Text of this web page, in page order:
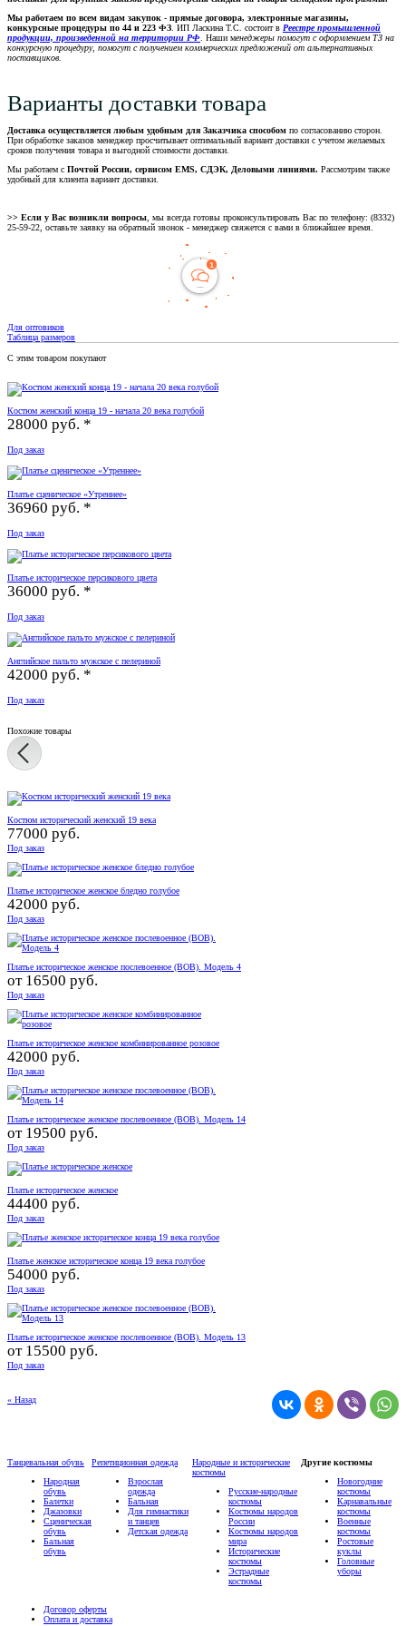
Мы работаем по всем видам закупок - прямые договора, электронные магазины,
конкурсные процедуры по 44 и 223 ФЗ. ИП Ласкина Т.С. состоит в Реестре промышленной
продукции, произведенной на территории РФ. Наши менеджеры помогут с оформлением ТЗ на
конкурсную процедуру, помогут с получением коммерческих предложений от альтернативных
поставщиков.
Варианты доставки товара
Доставка осуществляется любым удобным для Заказчика способом по согласованию сторон.
При обработке заказов менеджер просчитывает оптимальный вариант доставки с учетом желаемых
сроков получения товара и выгодной стоимости доставки.
Мы работаем с Почтой России, сервисом EMS, СДЭК, Деловыми линиями. Рассмотрим также
удобный для клиента вариант доставки.
>> Если у Вас возникли вопросы, мы всегда готовы проконсультировать Вас по телефону: (8332)
25-59-22, оставьте заявку на обратный звонок - менеджер свяжется с вами в ближайшее время.
Для оптовиков
Таблица размеров
С этим товаром покупают
Костюм женский конца 19 - начала 20 века голубой
28000 руб. *
Под заказ
Платье сценическое «Утреннее»
36960 руб. *
Под заказ
Платье историческое персикового цвета
36000 руб. *
Под заказ
Английское пальто мужское с пелериной
42000 руб. *
Под заказ
Похожие товары
Костюм исторический женский 19 века
77000 руб.
Под заказ
Платье историческое женское бледно голубое
42000 руб.
Под заказ
Платье историческое женское послевоенное (ВОВ). Модель 4
от 16500 руб.
Под заказ
Платье историческое женское комбинированное розовое
42000 руб.
Под заказ
Платье историческое женское послевоенное (ВОВ). Модель 14
от 19500 руб.
Под заказ
Платье историческое женское
44400 руб.
Под заказ
Платье женское историческое конца 19 века голубое
54000 руб.
Под заказ
Платье историческое женское послевоенное (ВОВ). Модель 13
от 15500 руб.
Под заказ
« Назад
Танцевальная обувь
Народная
обувь
Балетки
Джазовки
Сценическая
обувь
Бальная
обувь
Репетиционная одежда
Взрослая
одежда
Бальная
Для гимнастики
и танцев
Детская одежда
Народные и исторические
костюмы
Русские-народные
костюмы
Костюмы народов
России
Костюмы народов
мира
Исторические
костюмы
Эстрадные
костюмы
Другие костюмы
Новогодние
костюмы
Карнавальные
костюмы
Военные
костюмы
Ростовые
куклы
Головные
уборы
Договор оферты
Оплата и доставка